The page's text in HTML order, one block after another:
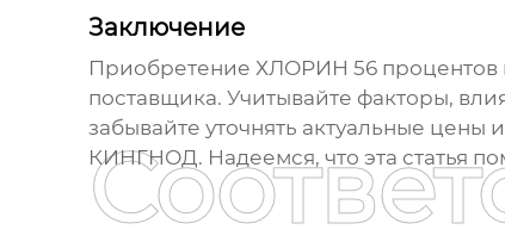
Заключение
Приобретение ХЛОРИН 56 процентов
поставщика. Учитывайте факторы,
забывайте уточнять актуальные цены
КИНГНОД. Надеемся, что эта статья